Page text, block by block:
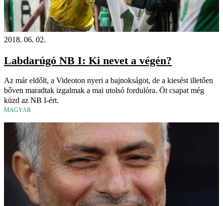
2018. 06. 02.
Labdarúgó NB I: Ki nevet a végén?
Az már eldőlt, a Videoton nyeri a bajnokságot, de a kiesést illetően
bőven maradtak izgalmak a mai utolsó fordulóra. Öt csapat még
küzd az NB I-ért.
MAGYAR